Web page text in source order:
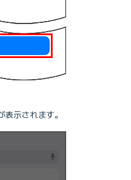
表示されます。